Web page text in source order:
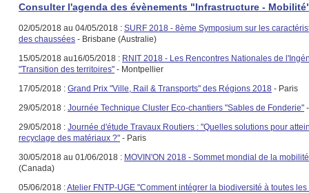
Consulter l'agenda des évènements "Infrastructure -
02/05/2018 au 04/05/2018 : SURF 2018 - 8ème Symposium sur les
des chaussées - Brisbane (Australie)
15/05/2018 au16/05/2018 : RNIT 2018 - Les Rencontres Nationales de
"Transition des territoires" - Montpellier
17/05/2018 : Grand Prix "Ville, Rail & Transports" des Régions 2018 - Paris
29/05/2018 : Journée Technique Cluster Eco-chantiers "Sables de Fonderie"
29/05/2018 : Journée d'étude Travaux Routiers : "Quelles solutions pour
recyclage des matériaux ?" - Paris
30/05/2018 au 01/06/2018 : MOVIN'ON 2018 - Sommet mondial de la
(Canada)
05/06/2018 :Atelier FNTP-UGE "Comment intégrer la biodiversité à toutes